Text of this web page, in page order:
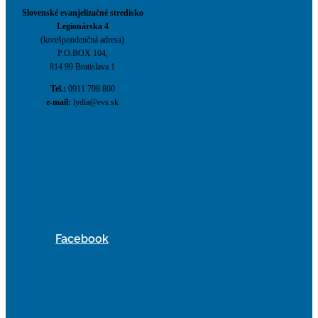
Slovenské evanjelizačné stredisko
Legionárska 4
(korešpondenčná adresa)
P.O.BOX 104,
814 99 Bratislava 1
Tel.: 0911 798 800
e-mail: lydia@evs.sk
Facebook